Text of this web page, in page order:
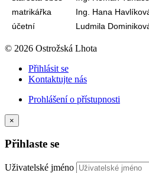
matrikářka
Ing. Hana
účetní
Ludmila
© 2026 Ostrožská Lhota
Přihlásit se
Kontaktujte nás
Prohlášení o přístupnosti
×
Přihlaste se
Uživatelské jméno